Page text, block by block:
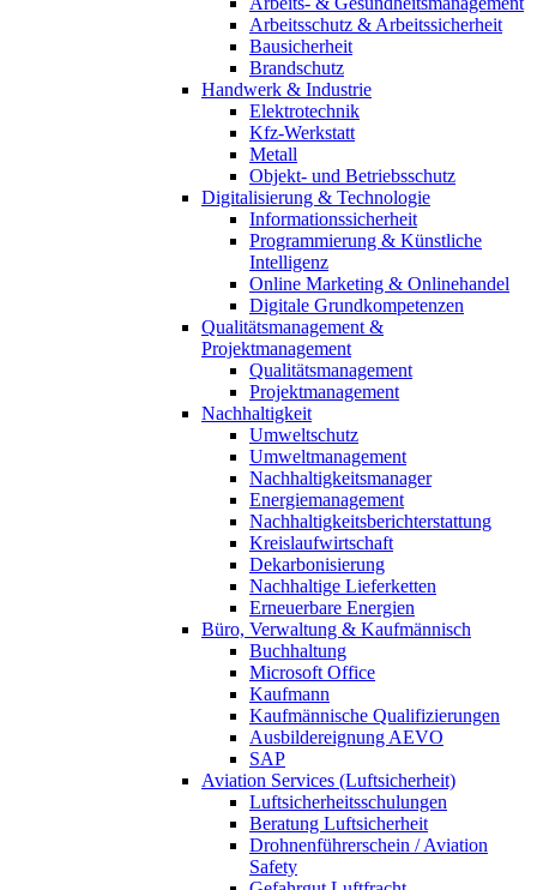
Arbeitsschutz & Arbeitssicherheit
Bausicherheit
Brandschutz
Handwerk & Industrie
Elektrotechnik
Kfz-Werkstatt
Metall
Objekt- und Betriebsschutz
Digitalisierung & Technologie
Informationssicherheit
Programmierung & Künstliche
Intelligenz
Online Marketing & Onlinehandel
Digitale Grundkompetenzen
Qualitätsmanagement &
Projektmanagement
Qualitätsmanagement
Projektmanagement
Nachhaltigkeit
Umweltschutz
Umweltmanagement
Nachhaltigkeitsmanager
Energiemanagement
Nachhaltigkeitsberichterstattung
Kreislaufwirtschaft
Dekarbonisierung
Nachhaltige Lieferketten
Erneuerbare Energien
Büro, Verwaltung & Kaufmännisch
Buchhaltung
Microsoft Office
Kaufmann
Kaufmännische Qualifizierungen
Ausbildereignung AEVO
SAP
Aviation Services (Luftsicherheit)
Luftsicherheitsschulungen
Beratung Luftsicherheit
Drohnenführerschein / Aviation
Safety